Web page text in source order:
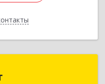
Бастерс Софт